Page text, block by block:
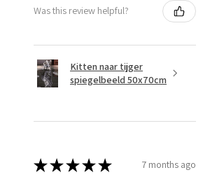
Was this review helpful?
Kitten naar tijger
spiegelbeeld 50x70cm
★★★★★ 7 months ago